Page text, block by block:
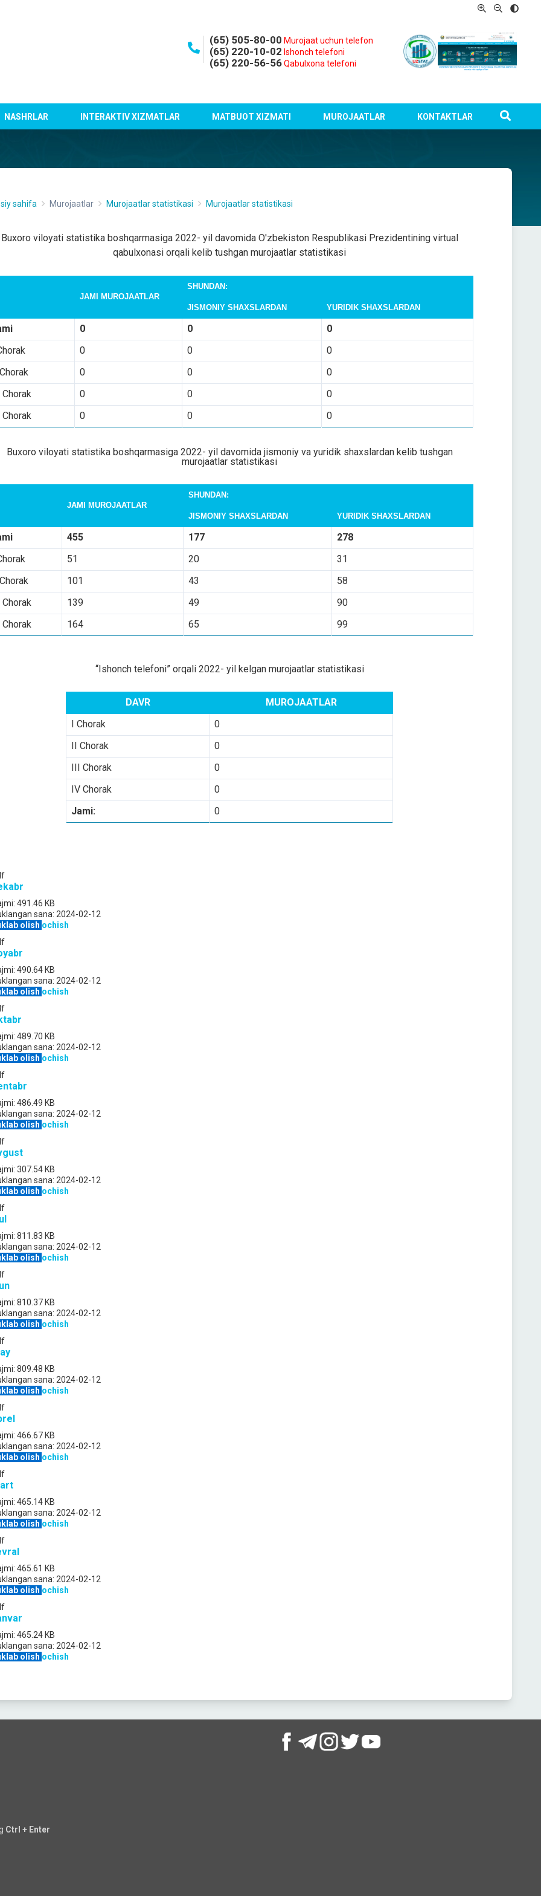
(65) 505-80-00 Murojaat uchun telefon
(65) 220-10-02 Ishonch telefoni
(65) 220-56-56 Qabulxona telefoni
NASHRLAR INTERAKTIV XIZMATLAR MATBUOT XIZMATI MUROJAATLAR KONTAKTLAR
sahifa Murojaatlar Murojaatlar statistikasi Murojaatlar statistikasi
Buxoro viloyati statistika boshqarmasiga 2022- yil davomida O'zbekiston Respublikasi Prezidentining virtual
qabulxonasi orqali kelib tushgan murojaatlar statistikasi
JAMI MUROJAATLAR
SHUNDAN:
JISMONIY SHAXSLARDAN YURIDIK SHAXSLARDAN
0 0
0
0 0
0
0 0
0
0 0
0
Chorak
0 0 0
Buxoro viloyati statistika boshqarmasiga 2022- yil davomida jismoniy va yuridik shaxslardan kelib tushgan
murojaatlar statistikasi
JAMI MUROJAATLAR
SHUNDAN:
JISMONIY SHAXSLARDAN YURIDIK SHAXSLARDAN
455 177
278
51 20
31
101 43
58
139 49
90
Chorak
164 65 99
“Ishonch telefoni” orqali 2022- yil kelgan murojaatlar statistikasi
DAVR
MUROJAATLAR
I Chorak
0
II Chorak
0
III Chorak
0
IV Chorak
0
Jami:
0
491.46 KB
sana: 2024-02-12
olish ochish
490.64 KB
sana: 2024-02-12
olish ochish
489.70 KB
sana: 2024-02-12
olish ochish
486.49 KB
sana: 2024-02-12
olish ochish
307.54 KB
sana: 2024-02-12
olish ochish
811.83 KB
sana: 2024-02-12
olish ochish
810.37 KB
sana: 2024-02-12
olish ochish
809.48 KB
sana: 2024-02-12
olish ochish
466.67 KB
sana: 2024-02-12
olish ochish
465.14 KB
sana: 2024-02-12
olish ochish
465.61 KB
sana: 2024-02-12
olish ochish
465.24 KB
sana: 2024-02-12
olish ochish
Ctrl + Enter